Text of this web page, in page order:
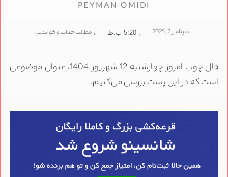
PEYMAN OMIDI
سپتامبر 2, 2025 5:20 ب.ظ , مطالب جذاب و خواندنی
فال چوب امروز چهارشنبه 12 شهریور 1404، عنوان موضوعی
است که در این پست بررسی می‌کنیم.